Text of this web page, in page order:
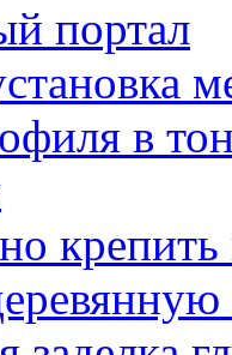
портал
в